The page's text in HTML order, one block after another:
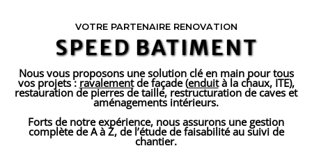
VOTRE PARTENAIRE RENOVATION
SPEED BATIMENT
Nous vous proposons une solution clé en main pour tous
vos projets : ravalementde façade (enduità la chaux, ITE),
restauration de pierres de taille, restructuration de caves et
aménagements intérieurs.
Forts de notre expérience, nous assurons une gestion
complète de A à Z, de l’étude de faisabilité au suivi de
chantier.